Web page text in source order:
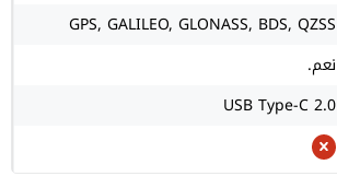
GPS, GALILEO, GLONASS, BDS, QZSS
نعم.
USB Type-C 2.0